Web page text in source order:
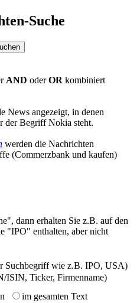
Suche
AND oderOR kombiniert
News angezeigt, in denen
der Begriff Nokia steht.
werden die Nachrichten
(Commerzbank und kaufen)
dann erhalten Sie z.B. auf den
"IPO" enthalten, aber nicht
Suchbegriff wie z.B. IPO, USA)
ISIN, Ticker, Firmenname)
im gesamten Text